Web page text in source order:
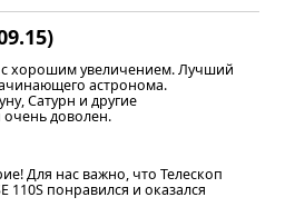
хорошим увеличением. Лучший
астронома.
Сатурн и другие
доволен.
Для нас важно, что Телескоп
110S понравился и оказался